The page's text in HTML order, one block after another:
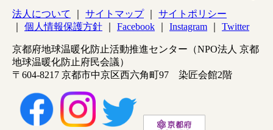
法人について サイトマップ
サイトポリシー
個人情報保護方針
Facebook Instagram Twitter
京都府地球温暖化防止活動推進センター（NPO法人 京都
地球温暖化防止府民会議）
〒604-8217 京都市中京区西六角町97 染匠会館2階